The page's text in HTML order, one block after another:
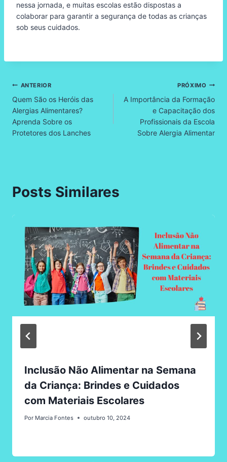
nessa jornada, e muitas escolas estão dispostas a
colaborar para garantir a segurança de todas as crianças
sob seus cuidados.
Navegação
de
Post
ANTERIOR
Quem São os Heróis das
Alergias Alimentares?
Aprenda Sobre os
Protetores dos Lanches
PRÓXIMO
A Importância da Formação
e Capacitação dos
Profissionais da Escola
Sobre Alergia Alimentar
Posts Similares
Inclusão Não Alimentar na Semana
da Criança: Brindes e Cuidados
com Materiais Escolares
Por Marcia Fontes outubro 10, 2024